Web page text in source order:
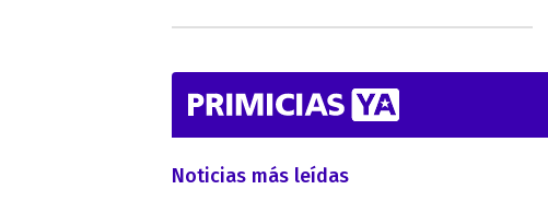
Noticias más leídas